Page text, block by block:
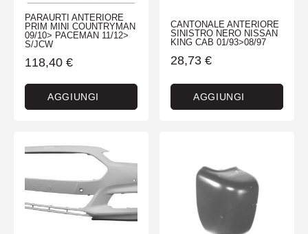
PARAURTI ANTERIORE
PRIM MINI COUNTRYMAN
09/10> PACEMAN 11/12>
S/JCW
118,40 €
AGGIUNGI
CANTONALE ANTERIORE
SINISTRO NERO NISSAN
KING CAB 01/93>08/97
28,73 €
AGGIUNGI